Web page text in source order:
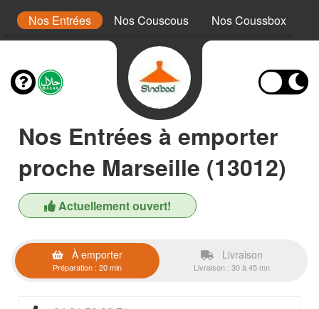
Nos Entrées Nos Couscous Nos Coussbox
Nos Entrées à emporter
proche Marseille (13012)
Actuellement ouvert!
À emporter
Préparation : 20 min
Livraison
Livraison : 30 à 45 mn